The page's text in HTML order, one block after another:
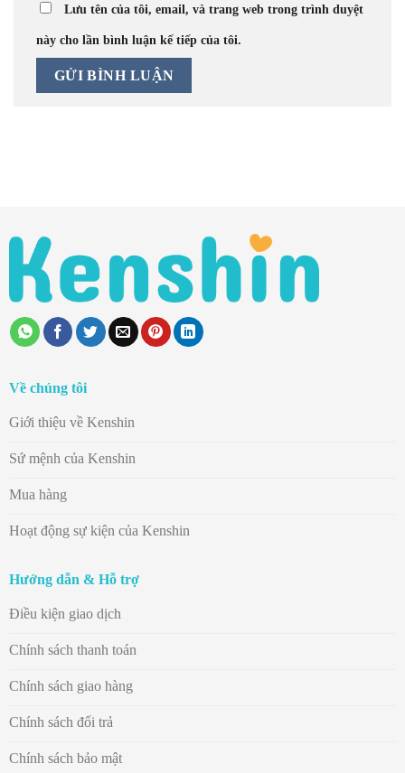
Lưu tên của tôi, email, và trang web trong trình duyệt
này cho lần bình luận kế tiếp của tôi.
Về chúng tôi
Giới thiệu về Kenshin
Sứ mệnh của Kenshin
Mua hàng
Hoạt động sự kiện của Kenshin
Hướng dẫn & Hỗ trợ
Điều kiện giao dịch
Chính sách thanh toán
Chính sách giao hàng
Chính sách đổi trả
Chính sách bảo mật